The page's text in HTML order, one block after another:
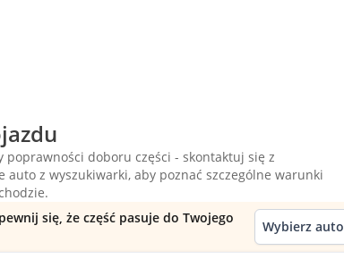
poprawności doboru części - skontaktuj się z
auto z wyszukiwarki, aby poznać szczególne warunki
się, że część pasuje do Twojego
Wybierz auto